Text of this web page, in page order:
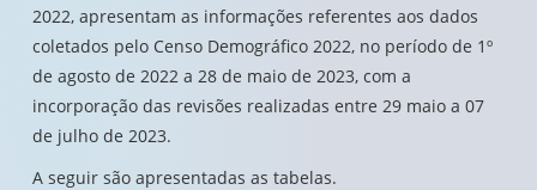
2022, apresentam as informações referentes aos dados
coletados pelo Censo Demográfico 2022, no período de 1º
de agosto de 2022 a 28 de maio de 2023, com a
incorporação das revisões realizadas entre 29 maio a 07
de julho de 2023.
A seguir são apresentadas as tabelas.